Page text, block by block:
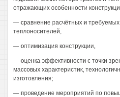
отражающих особенности
— сравнение расчётных и
теплоносителей,
— оптимизация конструкции,
— оценка эффективности с точки
массовых характеристик,
изготовления;
— проведение мероприятий по